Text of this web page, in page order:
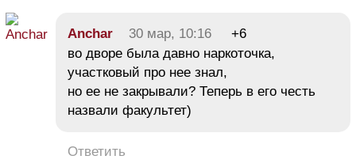
Anchar 30 мар, 10:16
+6
во дворе была давно наркоточка,
участковый про нее знал,
но ее не закрывали? Теперь в его честь
назвали факультет)
Ответить